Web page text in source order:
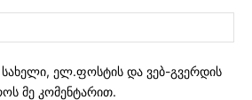
სახელი, ელ.ფოსტის და ვებ-გვერდის
მე კომენტარით.